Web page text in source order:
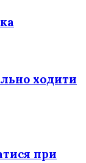
ходити
при